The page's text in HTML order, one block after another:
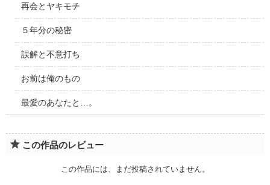
再会とヤキモチ
５年分の秘密
誤解と不意打ち
お前は俺のもの
最愛のあなたと…。
この作品のレビュー
この作品には、まだ投稿されていません。